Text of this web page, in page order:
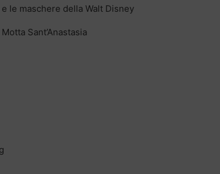
le maschere della Walt Disney
Sant’Anastasia